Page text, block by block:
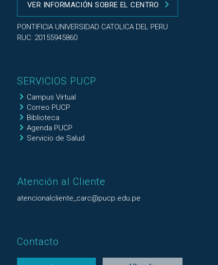
VER INFORMACIÓN SOBRE EL CENTRO
PONTIFICIA UNIVERSIDAD CATOLICA DEL PERU
RUC: 20155945860
SERVICIOS PUCP
Campus Virtual
Correo PUCP
Biblioteca
Agenda PUCP
Servicio de Salud
Atención al Cliente
atencionalcliente_carc@pucp.edu.pe
Contacto